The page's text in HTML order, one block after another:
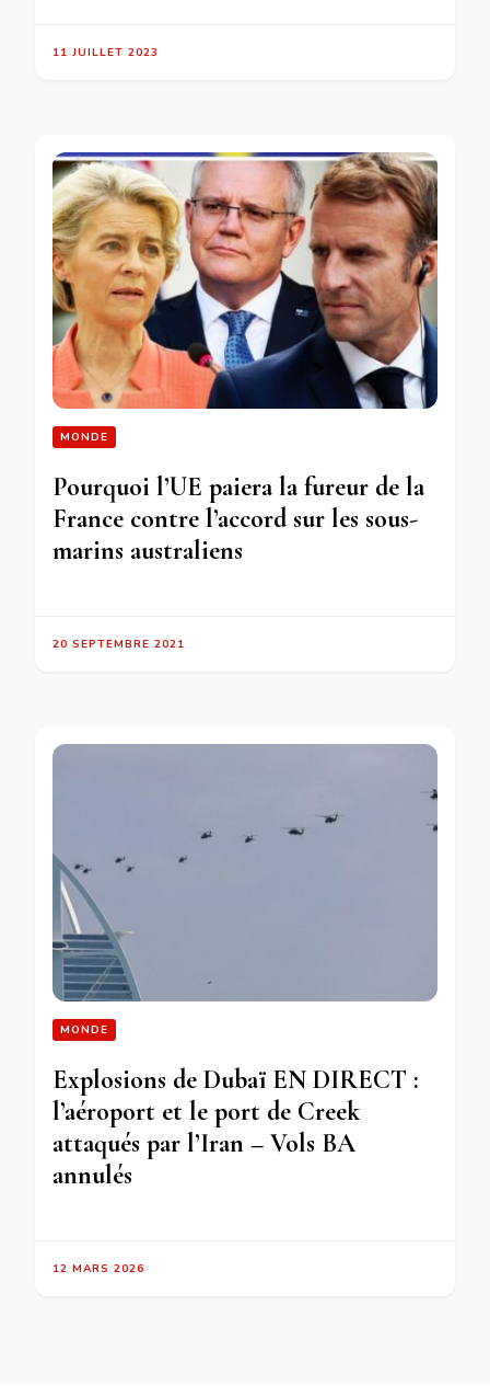
11 JUILLET 2023
MONDE
Pourquoi l’UE paiera la fureur de la
France contre l’accord sur les sous-
marins australiens
20 SEPTEMBRE 2021
MONDE
Explosions de Dubaï EN DIRECT :
l’aéroport et le port de Creek
attaqués par l’Iran – Vols BA
annulés
12 MARS 2026